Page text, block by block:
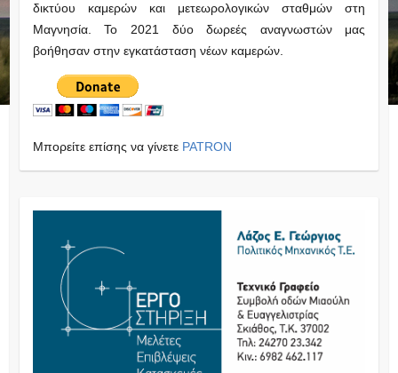
δικτύου καμερών και μετεωρολογικών σταθμών στη
Μαγνησία. Το 2021 δύο δωρεές αναγνωστών μας
βοήθησαν στην εγκατάσταση νέων καμερών.
Μπορείτε επίσης να γίνετε PATRON